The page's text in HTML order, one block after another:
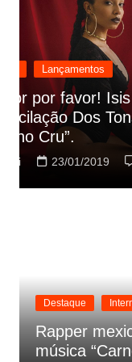
Destaque
Rashid vai
referencias
música
Rociclei
Destaque
Rapper
música